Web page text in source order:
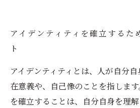
アイデンティティを確立するた
ト
アイデンティティとは、人が自分
在意義や、自己像のことを指します
を確立することは、自分自身を理